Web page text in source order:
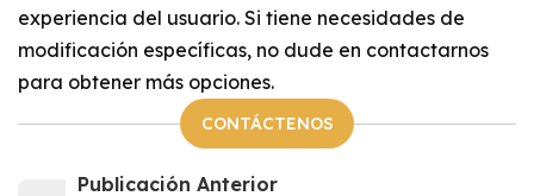
experiencia del usuario. Si tiene necesidades de
modificación específicas, no dude en contactarnos
para obtener más opciones.
CONTÁCTENOS
Publicación Anterior